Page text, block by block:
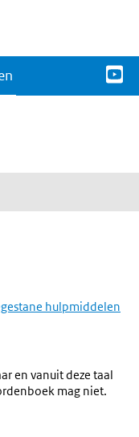
hulpmiddelen
en vanuit deze taal
mag niet.